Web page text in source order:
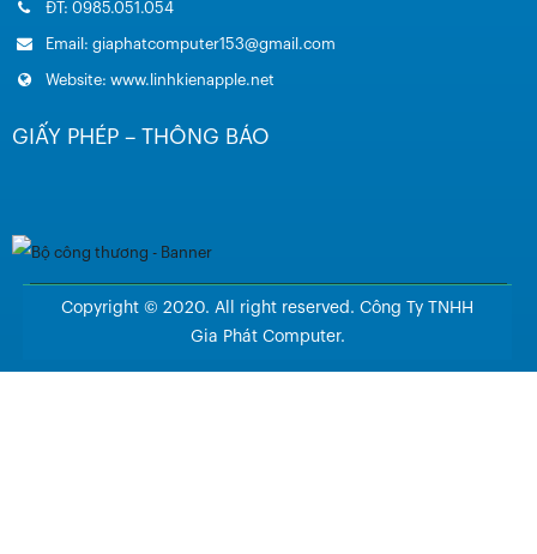
ĐT: 0985.051.054
Email: giaphatcomputer153@gmail.com
Website: www.linhkienapple.net
GIẤY PHÉP – THÔNG BÁO
Copyright © 2020. All right reserved. Công Ty TNHH
Gia Phát Computer.